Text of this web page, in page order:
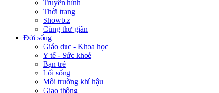
Truyền hình
Thời trang
Showbiz
Cùng thư giãn
Đời sống
Giáo dục - Khoa học
Y tế - Sức khoẻ
Bạn trẻ
Lối sống
Môi trường khí hậu
Giao thông